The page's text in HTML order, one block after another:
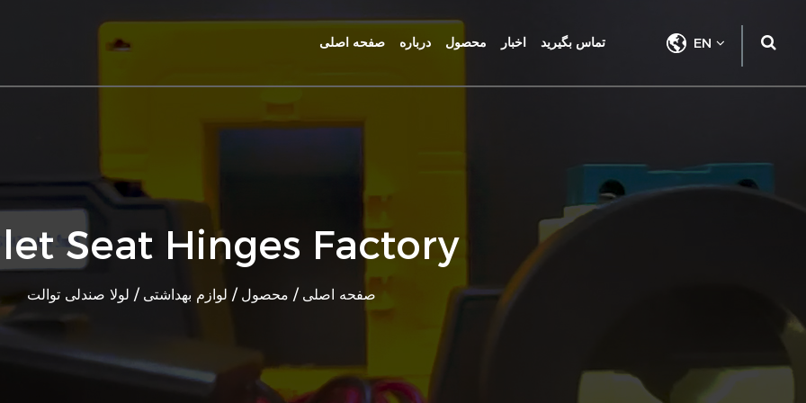
EN صفحه اصلی درباره محصول اخبار تماس بگیرید
Seat Hinges Factory
صفحه اصلی / محصول / لوازم بهداشتی / لولا صندلی توالت